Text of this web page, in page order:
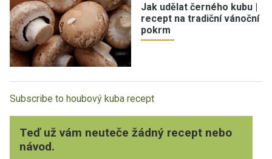
Jak udělat černého kubu |
recept na tradiční vánoční
pokrm
Subscribe to houbový kuba recept
Teď už vám neuteče žádný recept nebo
návod.